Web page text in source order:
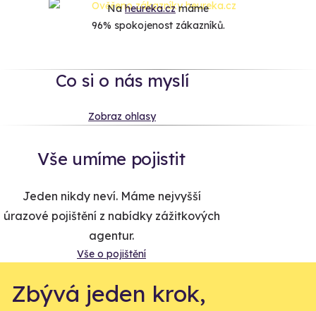
Naheureka.czmáme
96% spokojenost zákazníků.
Co si o nás myslí
Zobraz ohlasy
Vše umíme pojistit
Jeden nikdy neví. Máme nejvyšší
úrazové pojištění z nabídky zážitkových
agentur.
Vše o pojištění
Zbývá jeden krok,